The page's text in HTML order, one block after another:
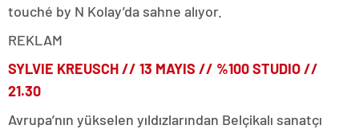
touché by N Kolay’da sahne alıyor.
REKLAM
SYLVIE KREUSCH // 13 MAYIS // %100 STUDIO //
21.30
Avrupa’nın yükselen yıldızlarından Belçikalı sanatçı